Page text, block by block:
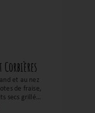
et au nez
de fraise,
secs grillés.
épicé avec